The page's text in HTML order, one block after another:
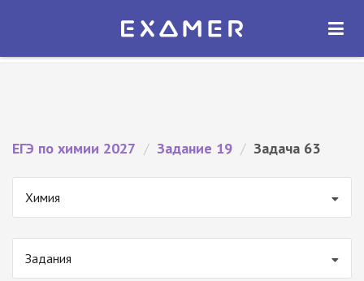
Экзамер — ЕГЭ 2027
ОТКРЫТЬ
ЕГЭ по химии 2027 / Задание 19 / Задача 63
Химия
Задания